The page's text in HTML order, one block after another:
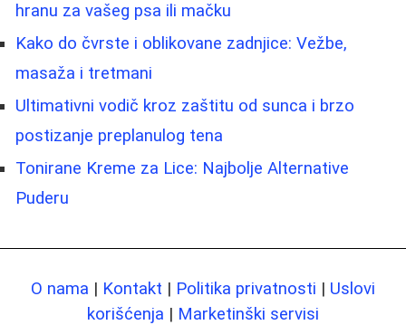
hranu za vašeg psa ili mačku
Kako do čvrste i oblikovane zadnjice: Vežbe,
masaža i tretmani
Ultimativni vodič kroz zaštitu od sunca i brzo
postizanje preplanulog tena
Tonirane Kreme za Lice: Najbolje Alternative
Puderu
O nama | Kontakt | Politika privatnosti | Uslovi
korišćenja | Marketinški servisi